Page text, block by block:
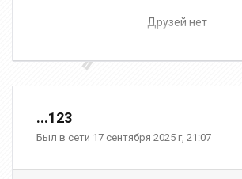
Друзей нет
...123
Был в сети 17 сентября 2025 г, 21:07